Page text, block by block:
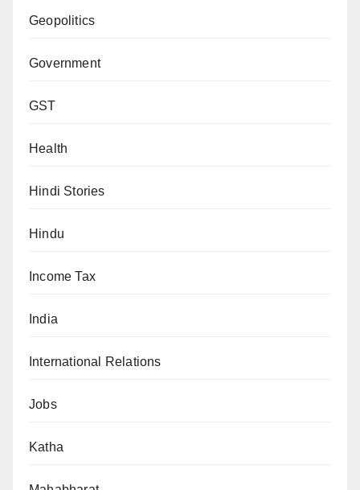
Geopolitics
Government
GST
Health
Hindi Stories
Hindu
Income Tax
India
International Relations
Jobs
Katha